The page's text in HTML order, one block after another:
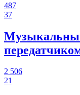
487
37
2 506
21